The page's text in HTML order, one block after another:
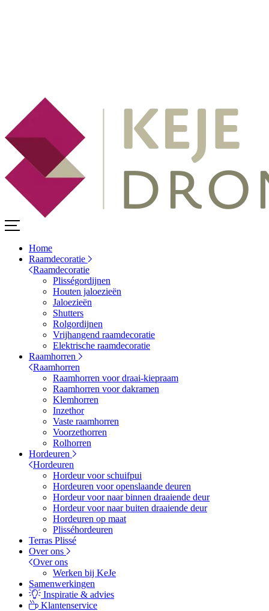
Home
Raamdecoratie
Raamdecoratie
Plisségordijnen
Houten jaloezieën
Jaloezieën
Shutters
Rolgordijnen
Vrijhangend raamdecoratie
Elektrische raamdecoratie
Raamhorren
Raamhorren
Raamhorren voor draai-kiepraam
Raamhorren voor dakramen
Klemhorren
Inzethor
Vaste raamhorren
Voorzethorren
Rolhorren
Hordeuren
Hordeuren
Hordeur voor schuifpui
Hordeuren voor openslaande deuren
Hordeur voor naar binnen draaiende deur
Hordeur voor naar buiten draaiende deur
Hordeuren op maat
Plisséhordeuren
Terras Plissé
Over ons
Over ons
Werken bij KeJe
Samenwerkingen
Inspiratie & advies
Klantenservice